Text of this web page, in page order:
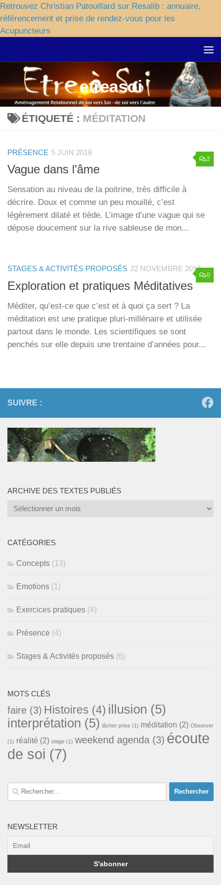
Retrouvez Christian Patouillard sur Resalib : annuaire,
référencement et prise de rendez-vous pour les
Acupuncteurs
etreasoi
ÉTIQUETÉ : MÉDITATION
2
PRÉSENCE 5 JUIN 2018
Vague dans l’âme
Sensation au niveau de la poitrine, très difficile à
décrire. Doux et comme un peu mouillé, c’est
légèrement dilaté et tiède. L’image d’une vague qui se
dépose doucement sur la rive sableuse de mon...
0
STAGES & ACTIVITÉS PROPOSÉS 22 NOVEMBRE 2017
Exploration et pratiques Méditatives
Méditer, qu’est-ce que c’est et à quoi ça sert ? La
méditation est une pratique pluri-millénaire et utilisée
partout dans le monde. Les scientifiques se sont
penchés sur elle depuis une trentaine d’années pour...
SUIVRE :
ARCHIVE DES TEXTES PUBLIÉS
Archive
publiés
CATÉGORIES
Concepts (13)
Emotions (1)
Exercices pratiques (4)
Présence (4)
Stages & Activités proposés (6)
MOTS CLÉS
faire (3) Histoires (4) illusion (5)
interprétation (5) lâcher prise (1) méditation (2) Observer
(1) réalité (2) stage (1) weekend agenda (3) écoute
de soi (7)
Rechercher :
NEWSLETTER